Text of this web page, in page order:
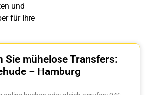
und
für Ihre
Sie mühelose Transfers:
– Hamburg